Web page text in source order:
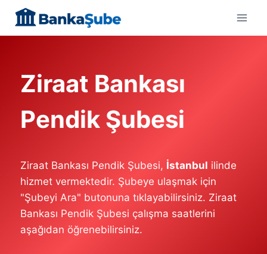
content
Ziraat Bankası
Pendik Şubesi
Ziraat Bankası Pendik Şubesi, İstanbul ilinde
hizmet vermektedir. Şubeye ulaşmak için
"Şubeyi Ara" butonuna tıklayabilirsiniz. Ziraat
Bankası Pendik Şubesi çalışma saatlerini
aşağıdan öğrenebilirsiniz.